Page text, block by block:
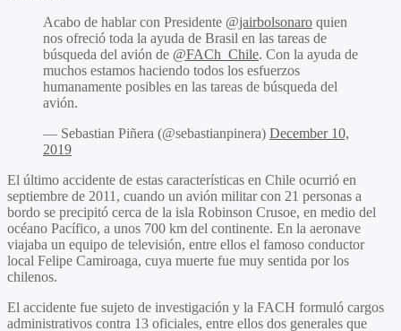
Acabo de hablar con Presidente @jairbolsonaro quien
nos ofreció toda la ayuda de Brasil en las tareas de
búsqueda del avión de @FACh_Chile. Con la ayuda de
muchos estamos haciendo todos los esfuerzos
humanamente posibles en las tareas de búsqueda del
avión.
— Sebastian Piñera (@sebastianpinera) December 10,
2019
El último accidente de estas características en Chile ocurrió en
septiembre de 2011, cuando un avión militar con 21 personas a
bordo se precipitó cerca de la isla Robinson Crusoe, en medio del
océano Pacífico, a unos 700 km del continente. En la aeronave
viajaba un equipo de televisión, entre ellos el famoso conductor
local Felipe Camiroaga, cuya muerte fue muy sentida por los
chilenos.
El accidente fue sujeto de investigación y la FACH formuló cargos
administrativos contra 13 oficiales, entre ellos dos generales que